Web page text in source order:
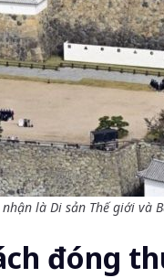
là Di sản Thế giới và
đóng